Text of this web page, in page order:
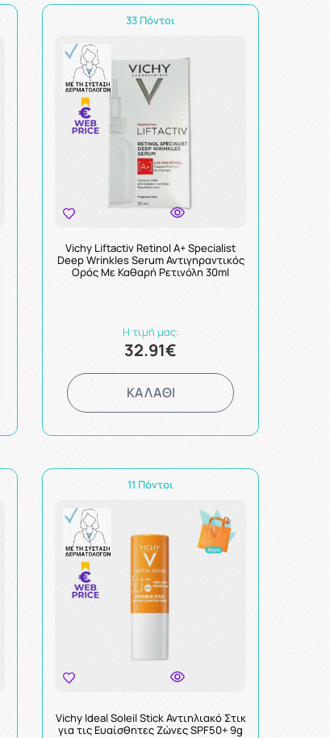
33 Πόντοι
Vichy Liftactiv Retinol A+ Specialist
Deep Wrinkles Serum Αντιγηραντικός
Ορός Με Καθαρή Ρετινόλη 30ml
Η τιμή μας:
32.91€
ΚΑΛΑΘΙ
11 Πόντοι
Vichy Ideal Soleil Stick Αντιηλιακό Στικ
για τις Ευαίσθητες Ζώνες SPF50+ 9g